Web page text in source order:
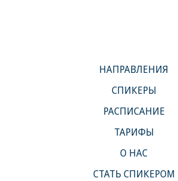
НАПРАВЛЕНИЯ
СПИКЕРЫ
РАСПИСАНИЕ
ТАРИФЫ
О НАС
СТАТЬ СПИКЕРОМ
#МАТЕРИНСТВО #КРАСОТА
#ПИТАНИЕ